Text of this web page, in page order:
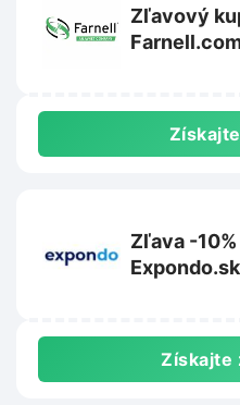
Zľavový
Zľava -
Expondo.sk
Získajte